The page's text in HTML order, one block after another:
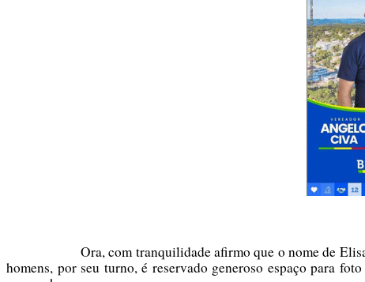
Ora, com tranquilidade afirmo que o nome de
homens, por seu turno, é reservado generoso espaço para